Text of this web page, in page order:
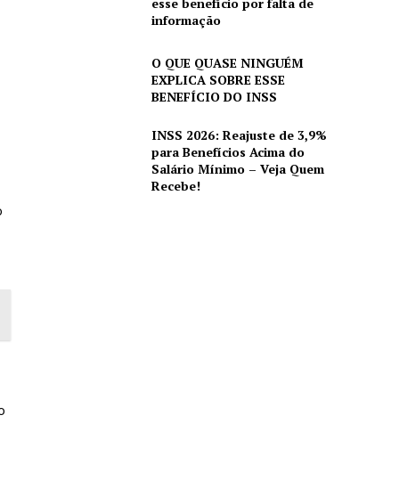
informação
O QUE QUASE NINGUÉM
EXPLICA SOBRE ESSE
BENEFÍCIO DO INSS
INSS 2026: Reajuste de 3,9%
para Benefícios Acima do
Salário Mínimo – Veja Quem
Recebe!